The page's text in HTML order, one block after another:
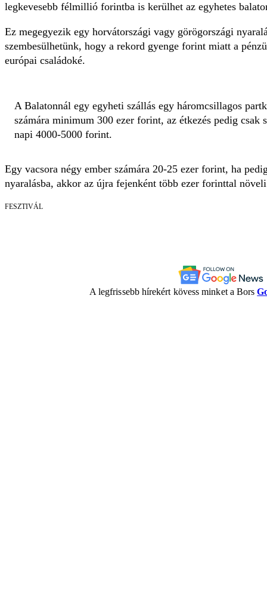
legkevesebb félmillió forintba is kerülhet az egyhetes
Ez megegyezik egy horvátországi vagy görögországi
szembesülhetünk, hogy a rekord gyenge forint miatt a
európai családoké.
A Balatonnál egy egyheti szállás egy háromcsillagos
számára minimum 300 ezer forint, az étkezés pedig csak
napi 4000-5000 forint.
Egy vacsora négy ember számára 20-25 ezer forint, ha
nyaralásba, akkor az újra fejenként több ezer forinttal
FESZTIVÁL
A legfrissebb hírekért kövess minket a Bors